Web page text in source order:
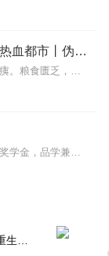
第九特区丨头陀渊演播丨搞笑热血都市丨伪戒丨VIP免费多人有声剧
【内容简介】灾变过后，大地满目疮痍。粮食匮乏，资源紧俏，局势混乱……一位从待规划区杀出来的青年，背对着漫天黄沙，孤身来到九区谋生，却不曾想偶然结识三五好友，一念...
文案三好少女在贵族私立上学，为了奖学金，品学兼优，年年拿三好校霸在某中学上学，吊车尾，门门不及格三好少女内敛冷淡，与贵族私立格格不入校霸喝酒泡吧，飙车打架...